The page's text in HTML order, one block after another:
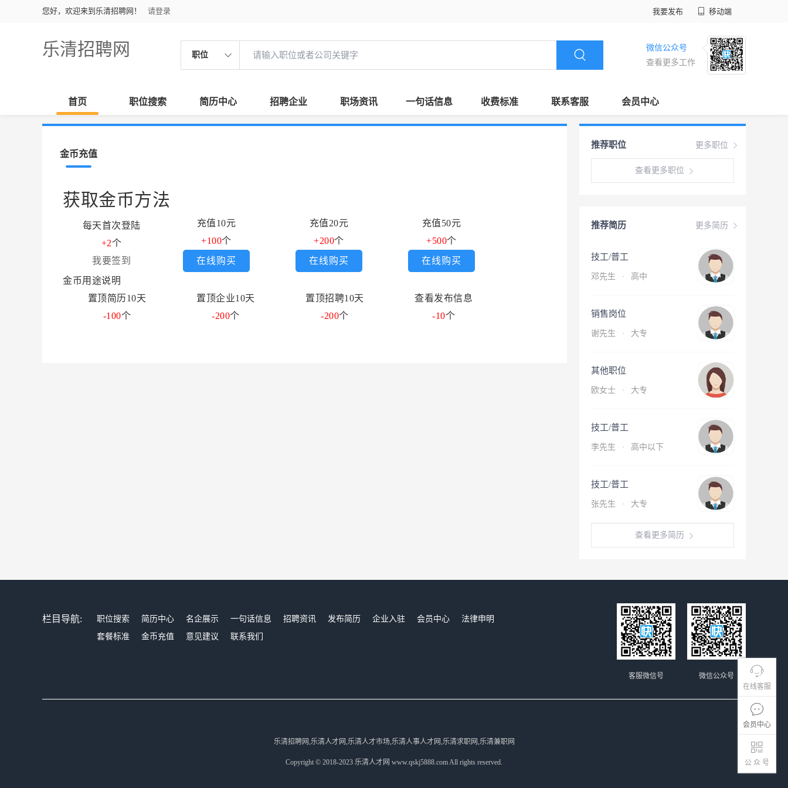
您好，欢迎来到乐清招聘网！ 请登录 我要发布 移动端
乐清招聘网 职位
微信公众号
查看更多工作
首页 职位搜索 简历中心 招聘企业 职场资讯 一句话信息 收费标准 联系客服 会员中心
在线客服
会员中心
公 众 号
金币充值
获取金币方法
每天首次登陆
+2个
我要签到
充值10元
+100个
在线购买
充值20元
+200个
在线购买
充值50元
+500个
在线购买
金币用途说明
置顶简历10天
置顶企业10天 置顶招聘10天
查看发布信息
-100个 -200个 -200个 -10个
更多职位
推荐职位
查看更多职位
更多简历
推荐简历
技工/普工
邓先生 · 高中
销售岗位
谢先生 · 大专
其他职位
欧女士 · 大专
技工/普工
李先生 · 高中以下
技工/普工
张先生 · 大专
查看更多简历
栏目导航: 职位搜索 简历中心 名企展示 一句话信息 招聘资讯 发布简历 企业入驻 会员中心
法律申明
套餐标准
金币充值 意见建议 联系我们
微信公众号
客服微信号
乐清招聘网,乐清人才网,乐清人才市场,乐清人事人才网,乐清求职网,乐清兼职网
Copyright © 2018-2023 乐清人才网 www.qskj5888.com All rights reserved.